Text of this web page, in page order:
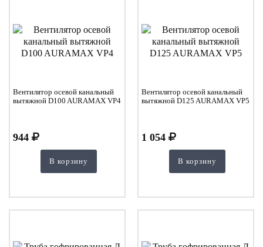
Вентилятор осевой канальный
вытяжной D100 AURAMAX VP4
944
В корзину
Вентилятор осевой канальный
вытяжной D125 AURAMAX VP5
1 054
В корзину